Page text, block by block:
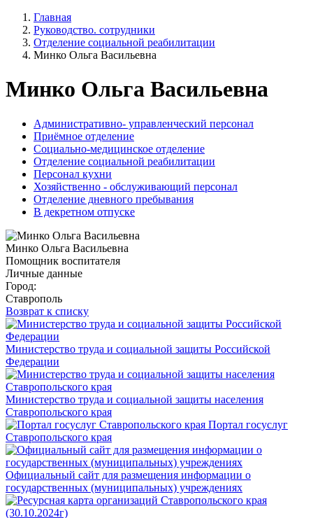
Главная
Руководство. сотрудники
Отделение социальной реабилитации
Минко Ольга Васильевна
Минко Ольга Васильевна
Административно- управленческий персонал
Приёмное отделение
Социально-медицинское отделение
Отделение социальной реабилитации
Персонал кухни
Хозяйственно - обслуживающий персонал
Отделение дневного пребывания
В декретном отпуске
Минко Ольга Васильевна
Помощник воспитателя
Личные данные
Город:
Ставрополь
Возврат к списку
Министерство труда и социальной защиты Российской
Федерации
Министерство труда и социальной защиты населения
Ставропольского края
Портал госуслуг
Ставропольского края
Официальный сайт для размещения информации о
государственных (муниципальных) учреждениях